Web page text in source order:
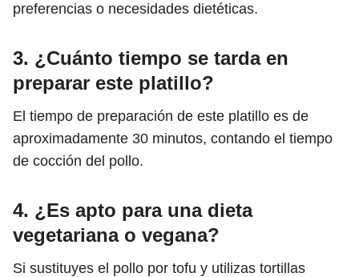
preferencias o necesidades dietéticas.
3. ¿Cuánto tiempo se tarda en
preparar este platillo?
El tiempo de preparación de este platillo es de
aproximadamente 30 minutos, contando el tiempo
de cocción del pollo.
4. ¿Es apto para una dieta
vegetariana o vegana?
Si sustituyes el pollo por tofu y utilizas tortillas